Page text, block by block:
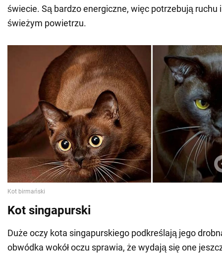
świecie. Są bardzo energiczne, więc potrzebują ruchu
świeżym powietrzu.
Kot singapurski
Duże oczy kota singapurskiego podkreślają jego
obwódka wokół oczu sprawia, że wydają się one